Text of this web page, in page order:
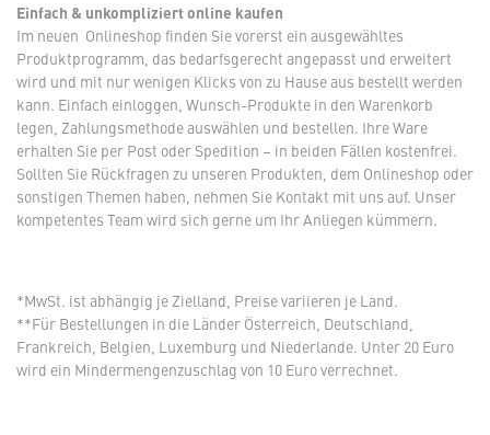
Einfach & unkompliziert online kaufen
Im neuen Onlineshop finden Sie vorerst ein ausgewähltes
Produktprogramm, das bedarfsgerecht angepasst und erweitert
wird und mit nur wenigen Klicks von zu Hause aus bestellt werden
kann. Einfach einloggen, Wunsch-Produkte in den Warenkorb
legen, Zahlungsmethode auswählen und bestellen. Ihre Ware
erhalten Sie per Post oder Spedition – in beiden Fällen kostenfrei.
Sollten Sie Rückfragen zu unseren Produkten, dem Onlineshop oder
sonstigen Themen haben, nehmen Sie Kontakt mit uns auf. Unser
kompetentes Team wird sich gerne um Ihr Anliegen kümmern.
*MwSt. ist abhängig je Zielland, Preise variieren je Land.
**Für Bestellungen in die Länder Österreich, Deutschland,
Frankreich, Belgien, Luxemburg und Niederlande. Unter 20 Euro
wird ein Mindermengenzuschlag von 10 Euro verrechnet.